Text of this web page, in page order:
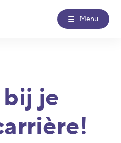
Menu
je